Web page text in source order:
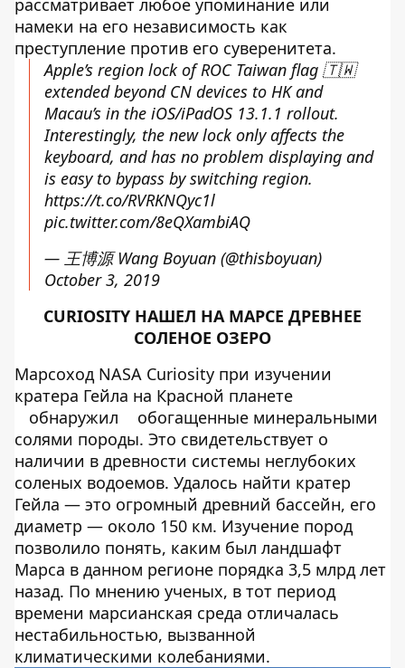
рассматривает любое упоминание или
намеки на его независимость как
преступление против его суверенитета.
Apple’s region lock of ROC Taiwan flag 🇹🇼
extended beyond CN devices to HK and
Macau’s in the iOS/iPadOS 13.1.1 rollout.
Interestingly, the new lock only affects the
keyboard, and has no problem displaying and
is easy to bypass by switching region.
https://t.co/RVRKNQyc1l
pic.twitter.com/8eQXambiAQ
— 王博源 Wang Boyuan (@thisboyuan)
October 3, 2019
CURIOSITY НАШЕЛ НА МАРСЕ ДРЕВНЕЕ
СОЛЕНОЕ ОЗЕРО
Марсоход NASA Curiosity при изучении
кратера Гейла на Красной планете
обнаружил
обогащенные минеральными
солями породы. Это свидетельствует о
наличии в древности системы неглубоких
соленых водоемов. Удалось найти кратер
Гейла — это огромный древний бассейн, его
диаметр — около 150 км. Изучение пород
позволило понять, каким был ландшафт
Марса в данном регионе порядка 3,5 млрд лет
назад. По мнению ученых, в тот период
времени марсианская среда отличалась
нестабильностью, вызванной
климатическими колебаниями.